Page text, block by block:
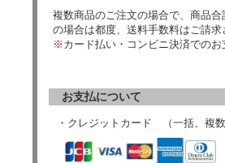
複数商品のご注文の場合で、商品
の場合は都度、送料手数料はご請求
※ カード払い・コンビニ決済での
お支払について
・クレジットカード （一括、複数